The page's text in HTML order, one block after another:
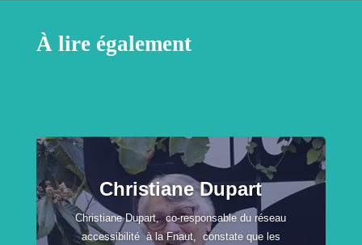
À lire également
Christiane Dupart
Christiane Dupart, co-responsable du réseau
accessibilité à la Fnaut, constate que les